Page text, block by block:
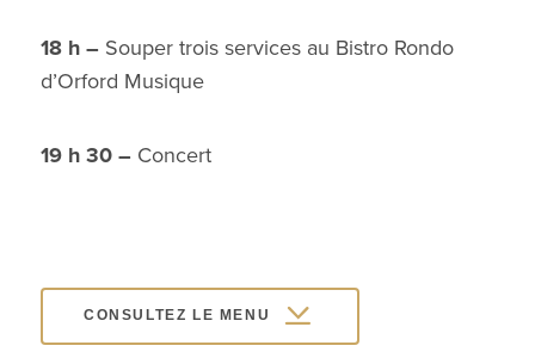
18 h – Souper trois services au Bistro Rondo
d’Orford Musique
19 h 30 – Concert
CONSULTEZ LE MENU